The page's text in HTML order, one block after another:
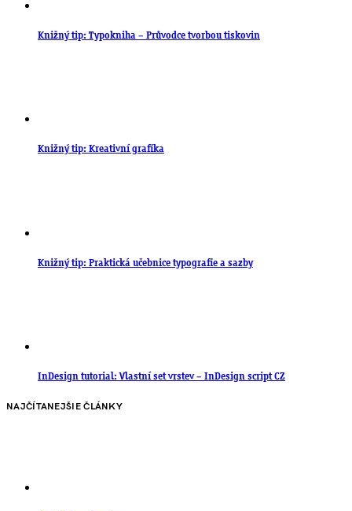
Knižný tip: Typokniha – Průvodce tvorbou tiskovin
Knižný tip: Kreativní grafika
Knižný tip: Praktická učebnice typografie a sazby
InDesign tutorial: Vlastní set vrstev – InDesign script CZ
NAJČÍTANEJŠIE ČLÁNKY